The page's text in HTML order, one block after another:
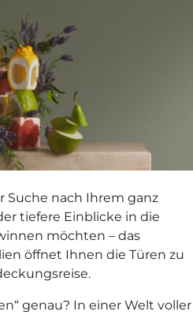
Suche nach Ihrem ganz
tiefere Einblicke in die
möchten – das
öffnet Ihnen die Türen zu
genau? In einer Welt voller